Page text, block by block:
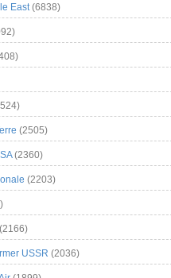
East(6838)
(2505)
(2360)
(2203)
(2166)
USSR (2036)